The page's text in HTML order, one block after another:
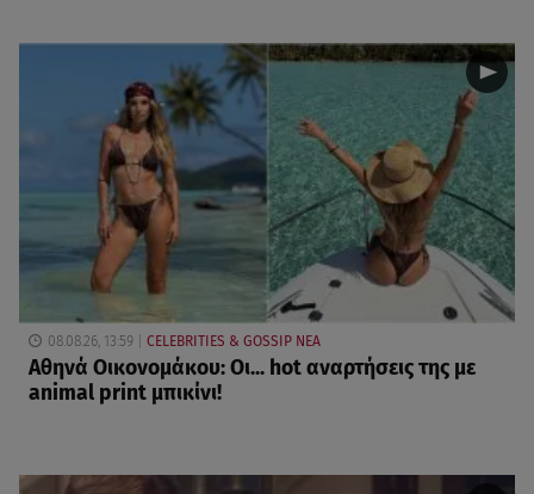
08.08.26, 13:59 CELEBRITIES & GOSSIP ΝΕΑ
Αθηνά Οικονομάκου: Οι... hot αναρτήσεις της με
animal print μπικίνι!